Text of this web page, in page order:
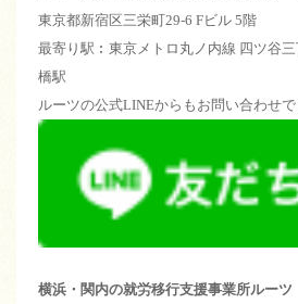
東京都新宿区三栄町29-6 Fビル 5階
最寄り駅︰東京メトロ丸ノ内線 四ツ谷
橋駅
ルーツの公式LINEからもお問い合わせで
横浜・関内の就労移行支援事業所ルーツ